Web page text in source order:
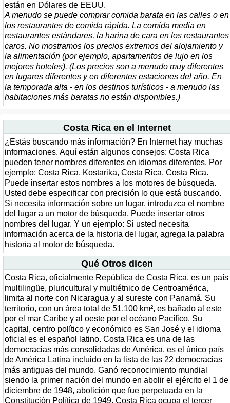
están en Dólares de EEUU.
A menudo se puede comprar comida barata en las calles o en
los restaurantes de comida rápida. La comida media en
restaurantes estándares, la harina de cara en los restaurantes
caros. No mostramos los precios extremos del alojamiento y
la alimentación (por ejemplo, apartamentos de lujo en los
mejores hoteles). (Los precios son a menudo muy diferentes
en lugares diferentes y en diferentes estaciones del año. En
la temporada alta - en los destinos turísticos - a menudo las
habitaciones más baratas no están disponibles.)
Costa Rica en el Internet
¿Estás buscando más información? En Internet hay muchas
informaciones. Aquí están algunos consejos: Costa Rica
pueden tener nombres diferentes en idiomas diferentes. Por
ejemplo: Costa Rica, Kostarika, Costa Rica, Costa Rica.
Puede insertar estos nombres a los motores de búsqueda.
Usted debe especificar con precisión lo que está buscando.
Si necesita información sobre un lugar, introduzca el nombre
del lugar a un motor de búsqueda. Puede insertar otros
nombres del lugar. Y un ejemplo: Si usted necesita
información acerca de la historia del lugar, agrega la palabra
historia al motor de búsqueda.
Qué Otros dicen
Costa Rica, oficialmente República de Costa Rica, es un país
multilingüe, pluricultural y multiétnico de Centroamérica,
limita al norte con Nicaragua y al sureste con Panamá. Su
territorio, con un área total de 51.100 km², es bañado al este
por el mar Caribe y al oeste por el océano Pacífico. Su
capital, centro político y económico es San José y el idioma
oficial es el español latino. Costa Rica es una de las
democracias más consolidadas de América, es el único país
de América Latina incluido en la lista de las 22 democracias
más antiguas del mundo. Ganó reconocimiento mundial
siendo la primer nación del mundo en abolir el ejército el 1 de
diciembre de 1948, abolición que fue perpetuada en la
Constitución Política de 1949. Costa Rica ocupa el tercer